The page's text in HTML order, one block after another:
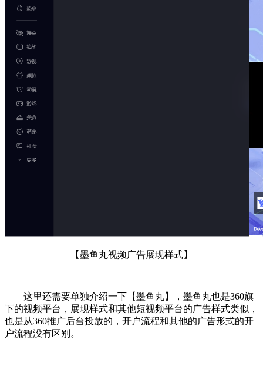
【墨鱼丸视频广告展现样式】
这里还需要单独介绍一下【墨鱼丸】， 墨鱼丸也是360旗
下的视频平台，展现样式和其他短视频平台的广告样式类似，
也是从360推广后台投放的，开户流程和其他的广告形式的开
户流程没有区别。